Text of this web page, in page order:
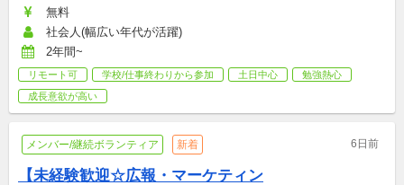
無料
社会人(幅広い年代が活躍)
2年間~
リモート可 学校/仕事終わりから参加 土日中心
勉強熱心
成長意欲が高い
メンバー/継続ボランティア 新着 6日前
【未経験歓迎☆広報・マーケティン